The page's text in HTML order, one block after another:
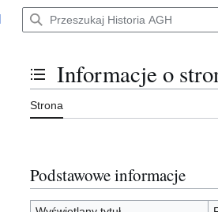
Przełącz stan spisu treści
Informacje o
Strona
Podstawowe informacje